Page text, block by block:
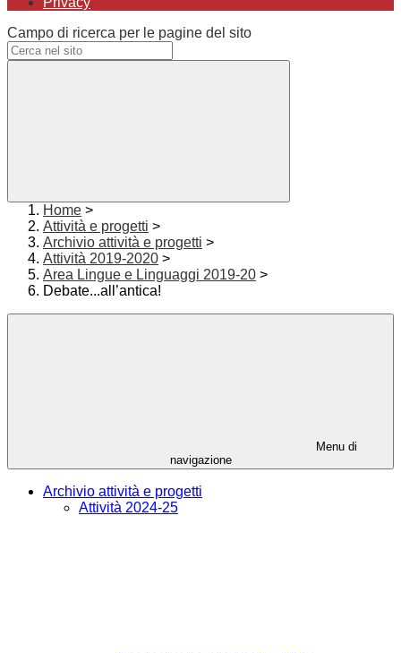
Campo di ricerca per le pagine del sito
Home >
Attività e progetti >
Archivio attività e progetti >
Attività 2019-2020 >
Area Lingue e Linguaggi 2019-20 >
Debate...all’antica!
Menu di
navigazione
Archivio attività e progetti
Attività 2024-25